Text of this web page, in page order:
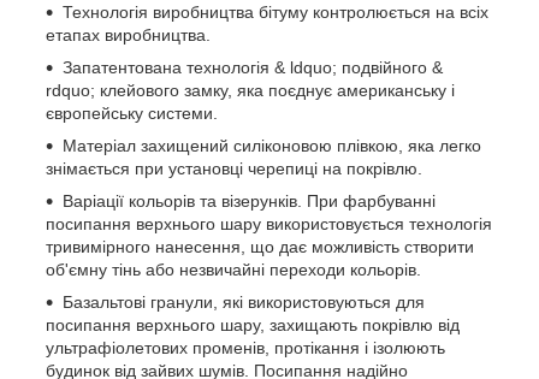
Технологія виробництва бітуму контролюється на всіх
етапах виробництва.
Запатентована технологія & ldquo; подвійного &
rdquo; клейового замку, яка поєднує американську і
європейську системи.
Матеріал захищений силіконовою плівкою, яка легко
знімається при установці черепиці на покрівлю.
Варіації кольорів та візерунків. При фарбуванні
посипання верхнього шару використовується технологія
тривимірного нанесення, що дає можливість створити
об'ємну тінь або незвичайні переходи кольорів.
Базальтові гранули, які використовуються для
посипання верхнього шару, захищають покрівлю від
ультрафіолетових променів, протікання і ізолюють
будинок від зайвих шумів. Посипання надійно